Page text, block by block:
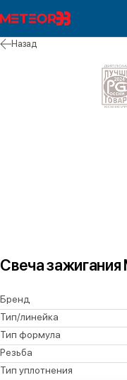
Назад
Свеча зажигания
Бренд
Тип/линейка
Тип формула
Резьба
Тип уплотнения